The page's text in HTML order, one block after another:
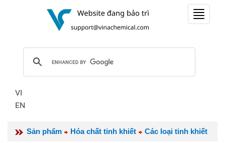
Toggle
VI
EN
Sản phẩm Hóa chất tinh khiết Các loại tinh khiết